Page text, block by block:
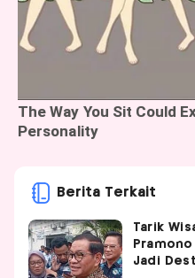
Berita Terkait
Tarik
Jadi